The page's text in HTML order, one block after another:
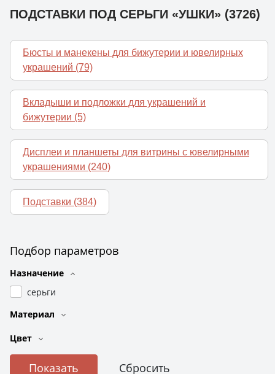
ПОДСТАВКИ ПОД СЕРЬГИ «УШКИ» (3726)
Бюсты и манекены для бижутерии и ювелирных
украшений (79)
Вкладыши и подложки для украшений и
бижутерии (5)
Дисплеи и планшеты для витрины с ювелирными
украшениями (240)
Подставки (384)
Подбор параметров
Назначение
серьги
Материал
Цвет